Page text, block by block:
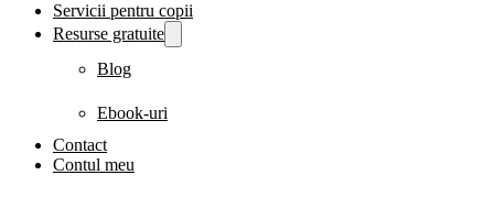
Servicii pentru copii
Resurse gratuite
Blog
Ebook-uri
Contact
Contul meu